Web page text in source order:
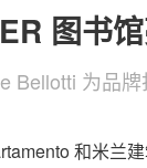
图书
Bellotti 为品牌
和米兰